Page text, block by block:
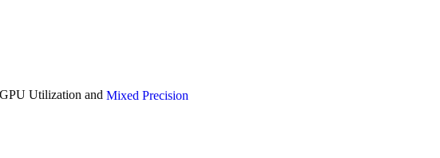
Utilization and Mixed Precision